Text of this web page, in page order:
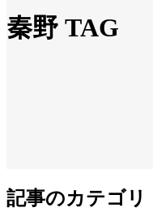
秦野 TAG
記事のカテゴリ